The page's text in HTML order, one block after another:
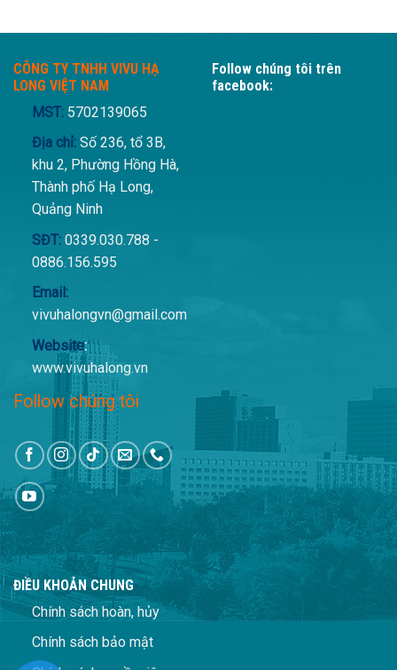
400K VND.
CÔNG TY TNHH VIVU HẠ
LONG VIỆT NAM
MST: 5702139065
Địa chỉ:Số 236, tổ 3B,
khu 2, Phường Hồng Hà,
Thành phố Hạ Long,
Quảng Ninh
SĐT:0339.030.788 -
0886.156.595
Email:
vivuhalongvn@gmail.com
Website:
www.vivuhalong.vn
Follow chúng tôi
Follow chúng tôi trên
facebook:
ĐIỀU KHOẢN CHUNG
Chính sách hoàn, hủy
Chính sách bảo mật